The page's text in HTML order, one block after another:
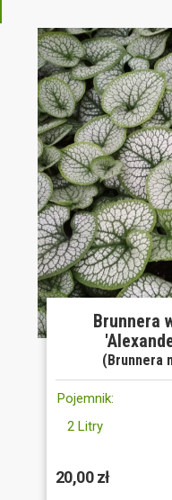
Brunnera
(Brunnera
Pojemnik:
2 Litry
20,00 zł